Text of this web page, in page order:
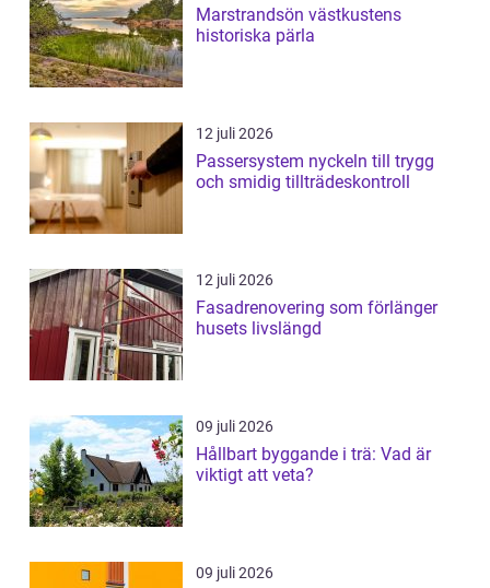
Marstrandsön västkustens
historiska pärla
12 juli 2026
Passersystem nyckeln till trygg
och smidig tillträdeskontroll
12 juli 2026
Fasadrenovering som förlänger
husets livslängd
09 juli 2026
Hållbart byggande i trä: Vad är
viktigt att veta?
09 juli 2026